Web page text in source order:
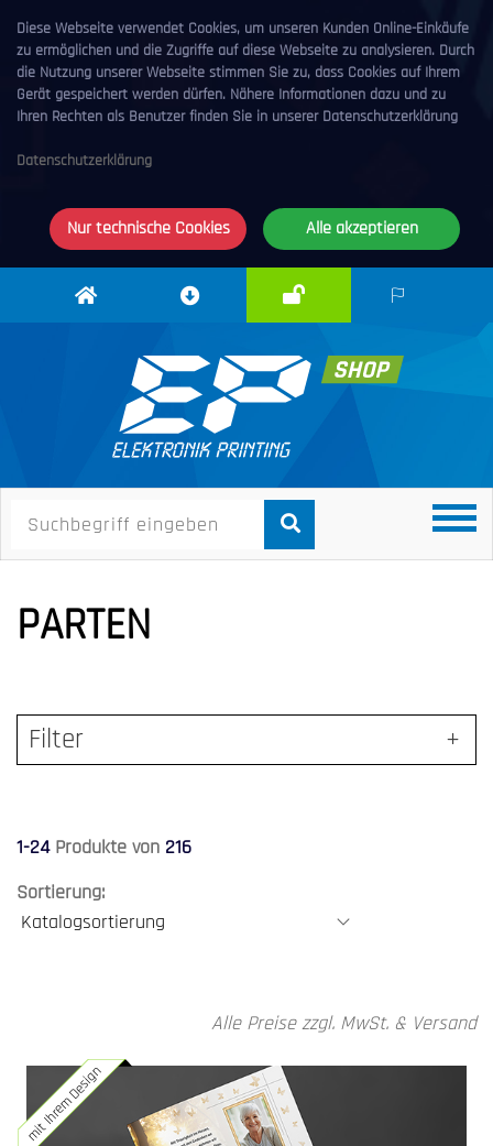
Diese Webseite verwendet Cookies, um unseren Kunden Online-Einkäufe
zu ermöglichen und die Zugriffe auf diese Webseite zu analysieren. Durch
die Nutzung unserer Webseite stimmen Sie zu, dass Cookies auf Ihrem
Gerät gespeichert werden dürfen. Nähere Informationen dazu und zu
Ihren Rechten als Benutzer finden Sie in unserer Datenschutzerklärung
Datenschutzerklärung
Nur technische Cookies Alle akzeptieren
Elektronik
Downloadcenter
PARTEN
Filter
1-24Produkte von 216
Sortierung:
Alle Preise zzgl. MwSt. & Versand
mit Ihrem Design